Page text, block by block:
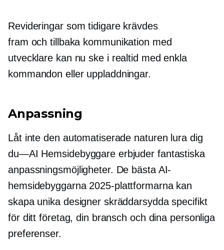
Revideringar som tidigare krävdes
fram och tillbaka kommunikation med
utvecklare kan nu ske i realtid med enkla
kommandon eller uppladdningar.
Anpassning
Låt inte den automatiserade naturen lura dig
du—AI Hemsidebyggare erbjuder fantastiska
anpassningsmöjligheter. De bästa AI-
hemsidebyggarna 2025-plattformarna kan
skapa unika designer skräddarsydda specifikt
för ditt företag, din bransch och dina personliga
preferenser.